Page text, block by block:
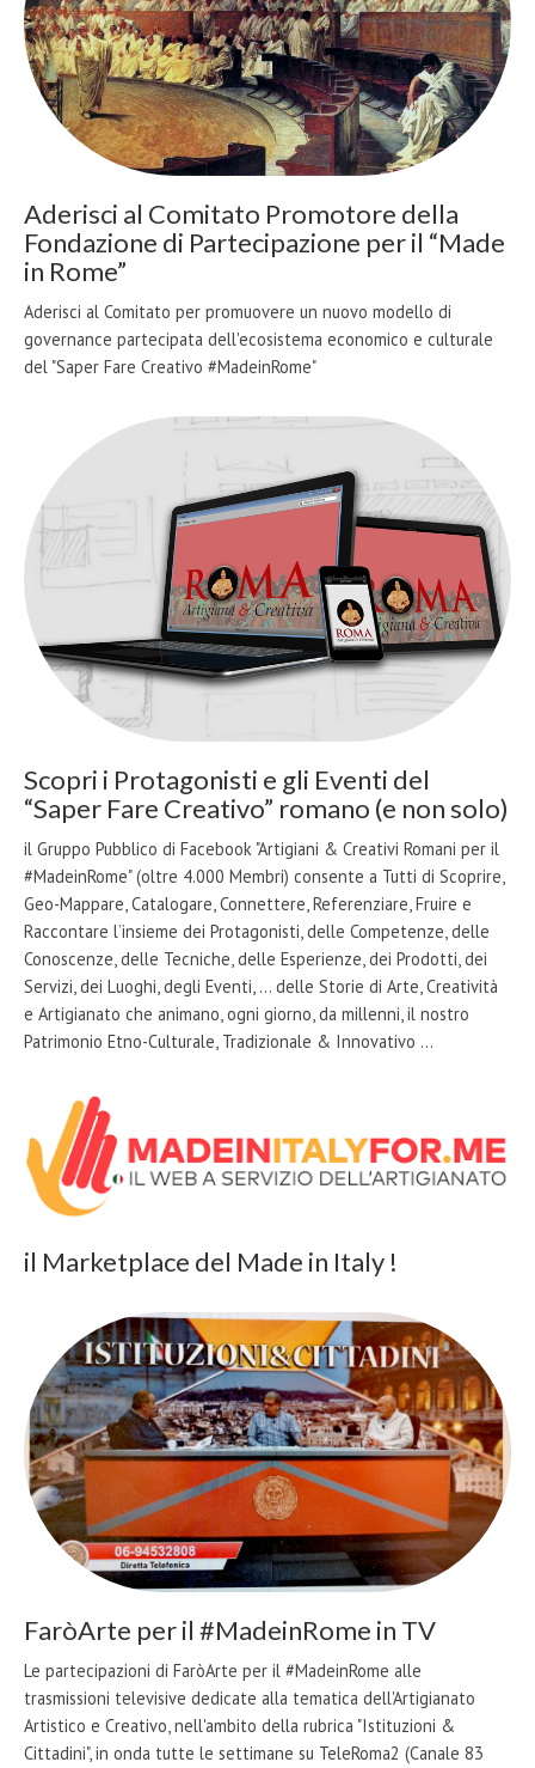
Aderisci al Comitato Promotore della
Fondazione di Partecipazione per il “Made
in Rome”
Aderisci al Comitato per promuovere un nuovo modello di
governance partecipata dell'ecosistema economico e culturale
del "Saper Fare Creativo #MadeinRome"
Scopri i Protagonisti e gli Eventi del
“Saper Fare Creativo” romano (e non solo)
il Gruppo Pubblico di Facebook "Artigiani & Creativi Romani per il
#MadeinRome" (oltre 4.000 Membri) consente a Tutti di Scoprire,
Geo-Mappare, Catalogare, Connettere, Referenziare, Fruire e
Raccontare l’insieme dei Protagonisti, delle Competenze, delle
Conoscenze, delle Tecniche, delle Esperienze, dei Prodotti, dei
Servizi, dei Luoghi, degli Eventi, … delle Storie di Arte, Creatività
e Artigianato che animano, ogni giorno, da millenni, il nostro
Patrimonio Etno-Culturale, Tradizionale & Innovativo …
il Marketplace del Made in Italy !
FaròArte per il #MadeinRome in TV
Le partecipazioni di FaròArte per il #MadeinRome alle
trasmissioni televisive dedicate alla tematica dell'Artigianato
Artistico e Creativo, nell'ambito della rubrica "Istituzioni &
Cittadini", in onda tutte le settimane su TeleRoma2 (Canale 83